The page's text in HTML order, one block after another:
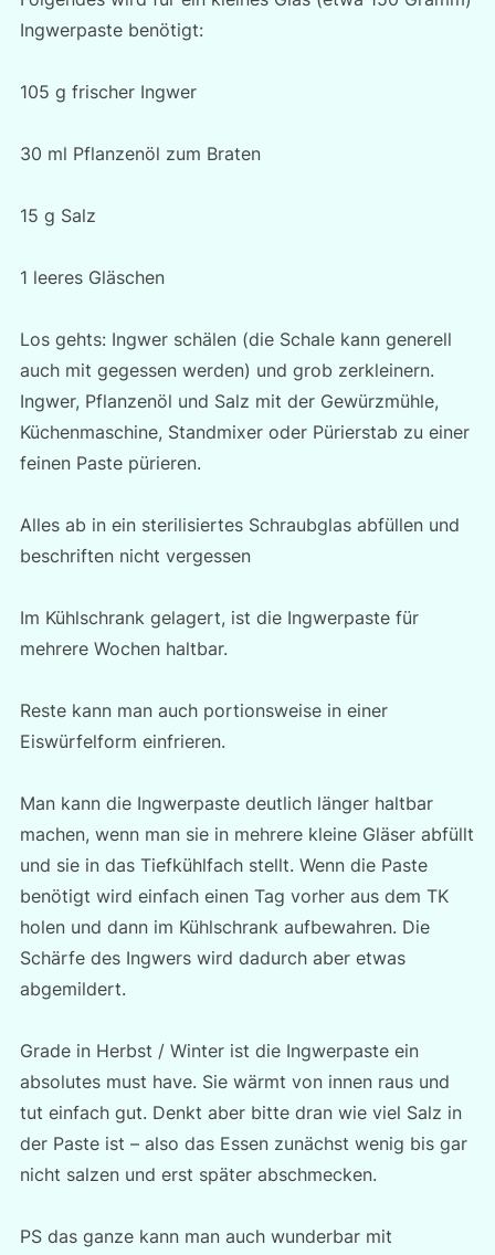
Ingwerpaste benötigt:
105 g frischer Ingwer
30 ml Pflanzenöl zum Braten
15 g Salz
1 leeres Gläschen
Los gehts: Ingwer schälen (die Schale kann generell
auch mit gegessen werden) und grob zerkleinern.
Ingwer, Pflanzenöl und Salz mit der Gewürzmühle,
Küchenmaschine, Standmixer oder Pürierstab zu einer
feinen Paste pürieren.
Alles ab in ein sterilisiertes Schraubglas abfüllen und
beschriften nicht vergessen
Im Kühlschrank gelagert, ist die Ingwerpaste für
mehrere Wochen haltbar.
Reste kann man auch portionsweise in einer
Eiswürfelform einfrieren.
Man kann die Ingwerpaste deutlich länger haltbar
machen, wenn man sie in mehrere kleine Gläser abfüllt
und sie in das Tiefkühlfach stellt. Wenn die Paste
benötigt wird einfach einen Tag vorher aus dem TK
holen und dann im Kühlschrank aufbewahren. Die
Schärfe des Ingwers wird dadurch aber etwas
abgemildert.
Grade in Herbst / Winter ist die Ingwerpaste ein
absolutes must have. Sie wärmt von innen raus und
tut einfach gut. Denkt aber bitte dran wie viel Salz in
der Paste ist – also das Essen zunächst wenig bis gar
nicht salzen und erst später abschmecken.
PS das ganze kann man auch wunderbar mit